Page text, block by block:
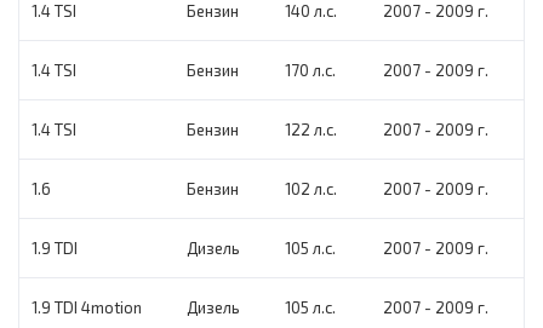
1.4 TSI Бензин 140 л.с. 2007 - 2009 г.
1.4 TSI Бензин 170 л.с. 2007 - 2009 г.
1.4 TSI Бензин 122 л.с. 2007 - 2009 г.
1.6 Бензин 102 л.с. 2007 - 2009 г.
1.9 TDI Дизель 105 л.с. 2007 - 2009 г.
1.9 TDI 4motion Дизель 105 л.с. 2007 - 2009 г.